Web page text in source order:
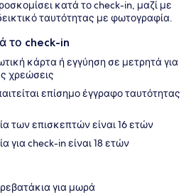
κατά το check-in, μαζί με
ταυτότητας με φωτογραφία.
το check-in
κάρτα ή εγγύηση σε μετρητά για
χρεώσεις
επίσημο έγγραφο ταυτότητας
των επισκεπτών είναι 16 ετών
για check-in είναι 18 ετών
για μωρά